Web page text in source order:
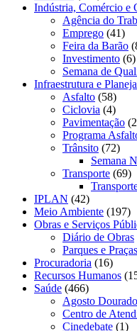
Indústria, Comércio e
Agência do
Emprego (41)
Feira da Barão
Investimento (6)
Semana de
Infraestrutura e
Asfalto (58)
Ciclovia (4)
Pavimentação
Programa
Trânsito (72)
Semana
Transporte (69)
IPLAN (42)
Meio Ambiente (197)
Obras e Serviços
Diário de Obras
Parques e Praças
Procuradoria (16)
Recursos Humanos
Saúde (466)
Agosto Dourado
Centro de
Cinedebate (1)